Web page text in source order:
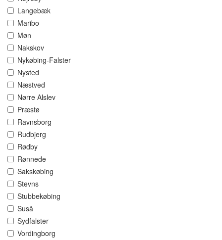
Langebæk
Maribo
Møn
Nakskov
Nykøbing-Falster
Nysted
Næstved
Nørre Alslev
Præstø
Ravnsborg
Rudbjerg
Rødby
Rønnede
Sakskøbing
Stevns
Stubbekøbing
Suså
Sydfalster
Vordingborg